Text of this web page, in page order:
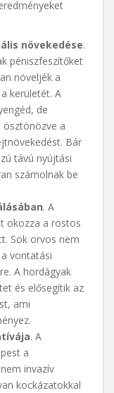
növekedése.
péniszfeszítőket
növeljék a
kerületét. A
de
ösztönözve a
Bár
távú nyújtási
számolnak be
. A
okozza a rostos
Sok orvos nem
vontatási
A hordágyak
és elősegítik az
ami
. A
a
invazív
kockázatokkal